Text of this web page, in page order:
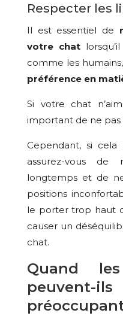
Respecter les
Il est essentiel de
votre chat
comme les
préférence en
Si votre chat
important de ne pas
Cependant, si
assurez-vous
longtemps et de
positions
le porter trop haut
causer un
chat.
Quand